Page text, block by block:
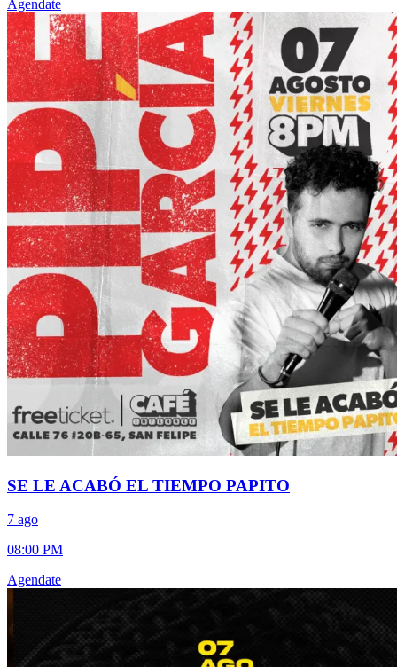
Agendate
SE LE ACABÓ EL TIEMPO PAPITO
7 ago
08:00 PM
Agendate